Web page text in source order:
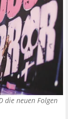
die neuen Folgen